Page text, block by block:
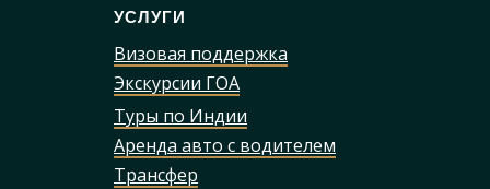
УСЛУГИ
Трансфер
Аренда авто с водителем
Туры по Индии
Экскурсии ГОА
Визовая поддержка